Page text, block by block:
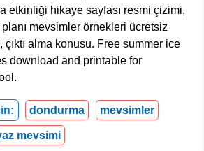
etkinliği hikaye sayfası resmi çizimi,
mevsimler örnekleri ücretsiz
çıktı alma konusu. Free summer ice
download and printable for
dondurma mevsimler
mevsimi